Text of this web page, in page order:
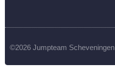
©2026 Jumpteam Scheveningen